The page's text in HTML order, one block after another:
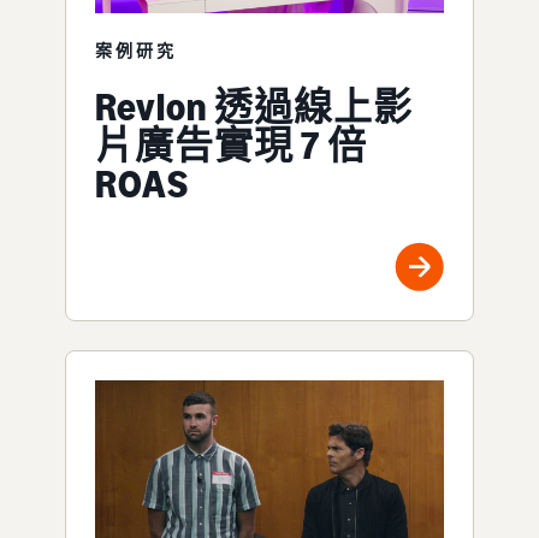
案例研究
Revlon 透過線上影
片廣告實現 7 倍
ROAS